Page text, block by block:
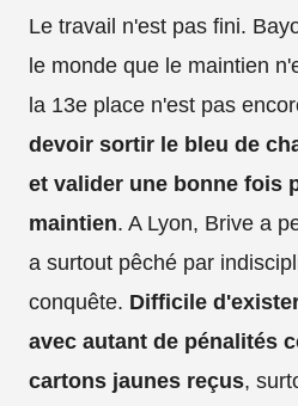
Le travail n'est pas fini.
le monde que le maintien
la 13e place n'est pas
devoir sortir le bleu de
et valider une bonne fois
maintien. A Lyon, Brive a
a surtout pêché par
conquête. Difficile
avec autant de pénalités
cartons jaunes reçus,